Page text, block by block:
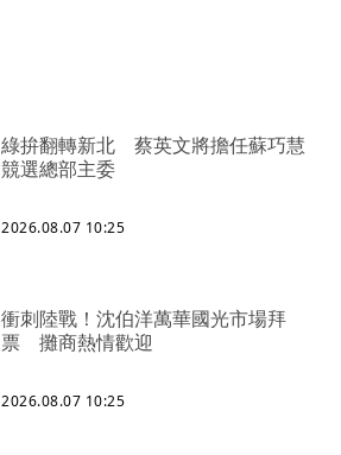
綠拚翻轉新北 蔡英文將擔任蘇巧慧
競選總部主委
2026.08.07 10:25
衝刺陸戰！沈伯洋萬華國光市場拜
票 攤商熱情歡迎
2026.08.07 10:25